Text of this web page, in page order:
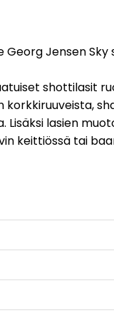
Jensen
shottilasit
Lisäksi lasien
keittiössä tai